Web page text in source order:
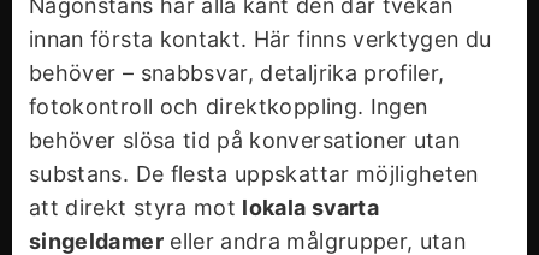
innan första kontakt. Här finns verktygen du
behöver – snabbsvar, detaljrika profiler,
fotokontroll och direktkoppling. Ingen
behöver slösa tid på konversationer utan
substans. De flesta uppskattar möjligheten
att direkt styra mot lokala svarta
singeldamereller andra målgrupper, utan